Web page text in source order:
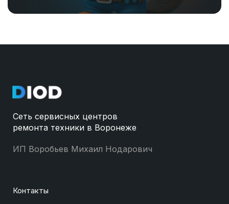
Сеть сервисных центров
ремонта техники в Воронеже
ИП Воробьев Михаил Нодарович
Контакты